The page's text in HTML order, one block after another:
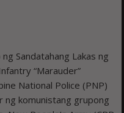
Sandatahang Lakas ng
“Marauder”
National Police (PNP)
ng komunistang grupong